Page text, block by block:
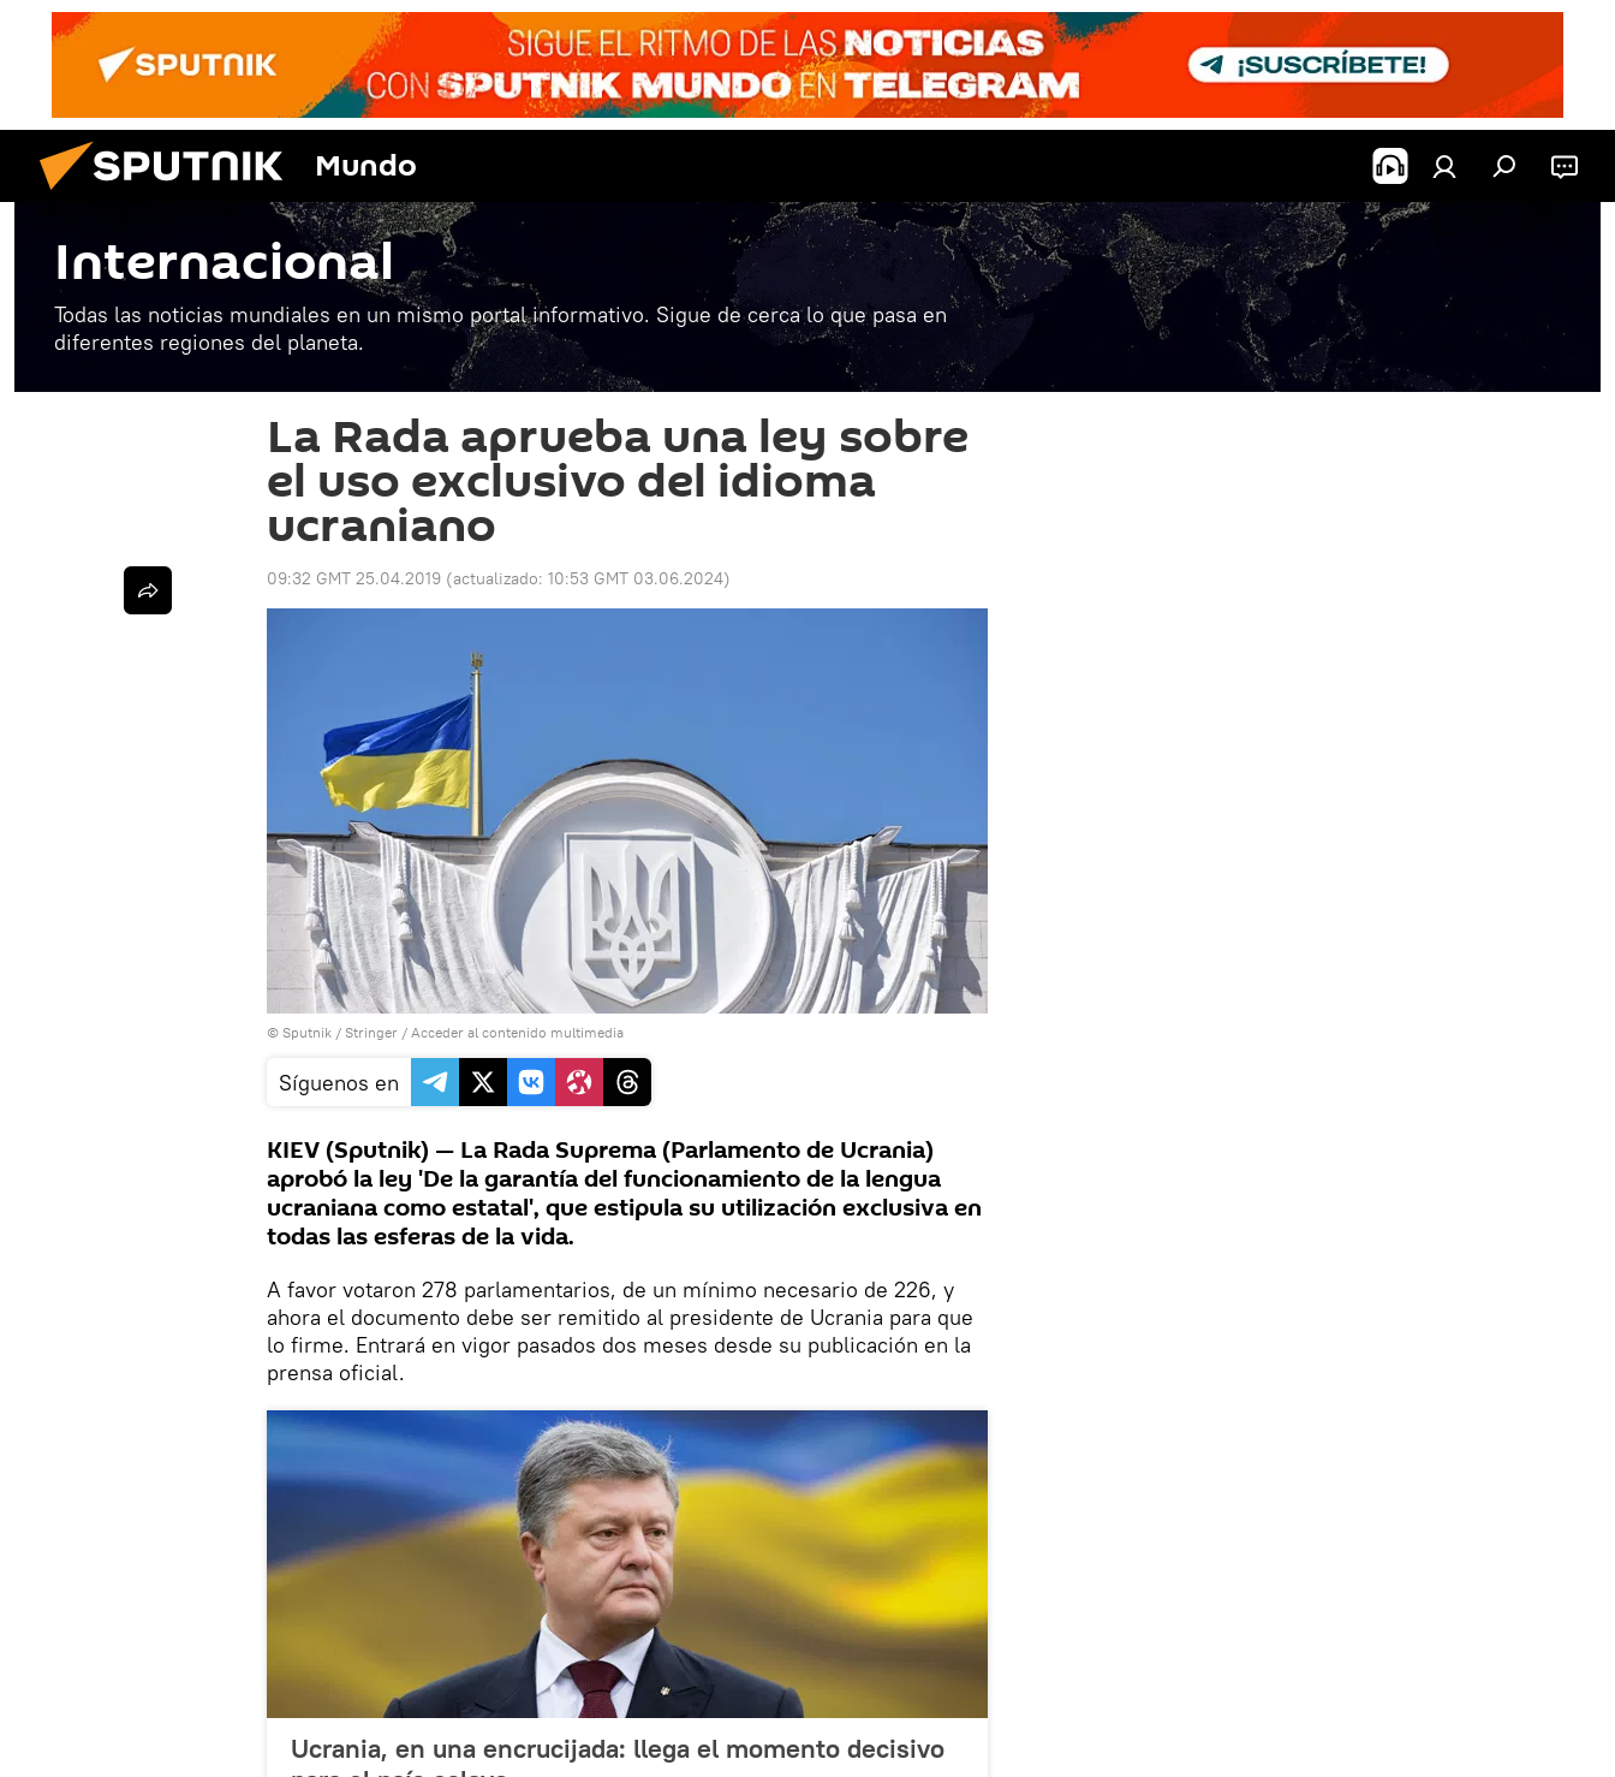
Mundo
Internacional
Todas las noticias mundiales en un mismo portal informativo. Sigue de cerca lo que pasa en
diferentes regiones del planeta.
La Rada aprueba una ley sobre
el uso exclusivo del idioma
ucraniano
09:32 GMT 25.04.2019 (actualizado: 10:53 GMT 03.06.2024)
© Sputnik / Stringer / Acceder al contenido multimedia
Síguenos en
KIEV (Sputnik) — La Rada Suprema (Parlamento de Ucrania)
aprobó la ley 'De la garantía del funcionamiento de la lengua
ucraniana como estatal', que estipula su utilización exclusiva en
todas las esferas de la vida.
A favor votaron 278 parlamentarios, de un mínimo necesario de 226, y
ahora el documento debe ser remitido al presidente de Ucrania para que
lo firme. Entrará en vigor pasados dos meses desde su publicación en la
prensa oficial.
Ucrania, en una encrucijada: llega el momento decisivo